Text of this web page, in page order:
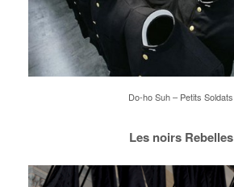
Do-ho Suh – Petits Soldats
Les noirs Rebelles